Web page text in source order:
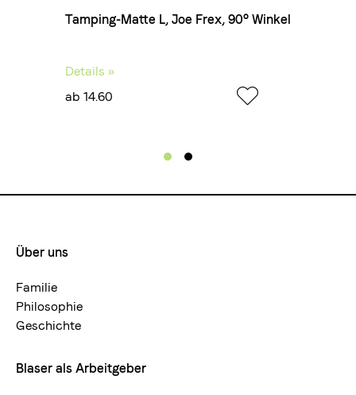
Tamping-Matte L, Joe Frex, 90° Winkel
Details »
ab 14.60
Footermenue-
neu
Über uns
Familie
Philosophie
Geschichte
Blaser als Arbeitgeber